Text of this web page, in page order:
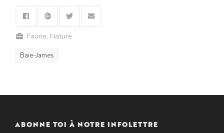
Faune, Nature
Baie-James
ABONNE TOI À NOTRE INFOLETTRE